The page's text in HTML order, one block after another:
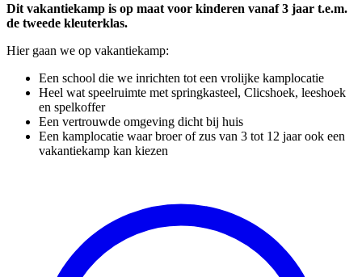
Dit vakantiekamp is op maat voor kinderen vanaf 3 jaar t.e.m.
de tweede kleuterklas.
Hier gaan we op vakantiekamp:
Een school die we inrichten tot een vrolijke kamplocatie
Heel wat speelruimte met springkasteel, Clicshoek, leeshoek
en spelkoffer
Een vertrouwde omgeving dicht bij huis
Een kamplocatie waar broer of zus van 3 tot 12 jaar ook een
vakantiekamp kan kiezen